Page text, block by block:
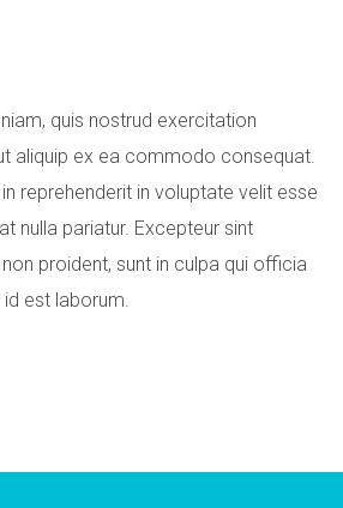
quis nostrud exercitation
aliquip ex ea commodo consequat.
reprehenderit in voluptate velit esse
nulla pariatur. Excepteur sint
proident, sunt in culpa qui officia
est laborum.